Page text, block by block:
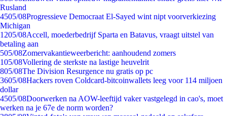
Rusland
4505/08Progressieve Democraat El-Sayed wint nipt voorverkiezing
Michigan
1205/08Accell, moederbedrijf Sparta en Batavus, vraagt uitstel van
betaling aan
505/08Zomervakantieweerbericht: aanhoudend zomers
105/08Vollering de sterkste na lastige heuvelrit
805/08The Division Resurgence nu gratis op pc
3605/08Hackers roven Coldcard-bitcoinwallets leeg voor 114 miljoen
dollar
4505/08Doorwerken na AOW-leeftijd vaker vastgelegd in cao's, moet
werken na je 67e de norm worden?